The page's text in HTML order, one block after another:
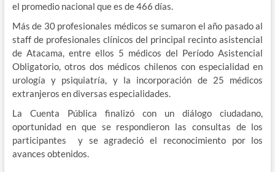
el promedio nacional que es de 466 días.
Más de 30 profesionales médicos se sumaron el año pasado al
staff de profesionales clínicos del principal recinto asistencial
de Atacama, entre ellos 5 médicos del Período Asistencial
Obligatorio, otros dos médicos chilenos con especialidad en
urología y psiquiatría, y la incorporación de 25 médicos
extranjeros en diversas especialidades.
La Cuenta Pública finalizó con un diálogo ciudadano,
oportunidad en que se respondieron las consultas de los
participantes y se agradeció el reconocimiento por los
avances obtenidos.